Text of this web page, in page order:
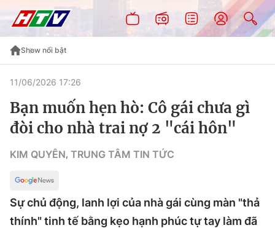
Show nổi bật
11/06/2026 17:26
Bạn muốn hẹn hò: Cô gái chưa gì
đòi cho nhà trai nợ 2 "cái hôn"
KIM QUYÊN, TRUNG TÂM TIN TỨC
Sự chủ động, lanh lợi của nhà gái cùng màn "thả
thính" tinh tế bằng kẹo hạnh phúc tự tay làm đã